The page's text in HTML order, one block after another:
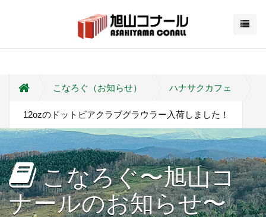
こなろぐ（お知らせ） ハナサクカフェ
12ozのドットビアクラブグラウラー入荷しました！
こなろぐ〜旭山コ
ナールのお知らせ〜